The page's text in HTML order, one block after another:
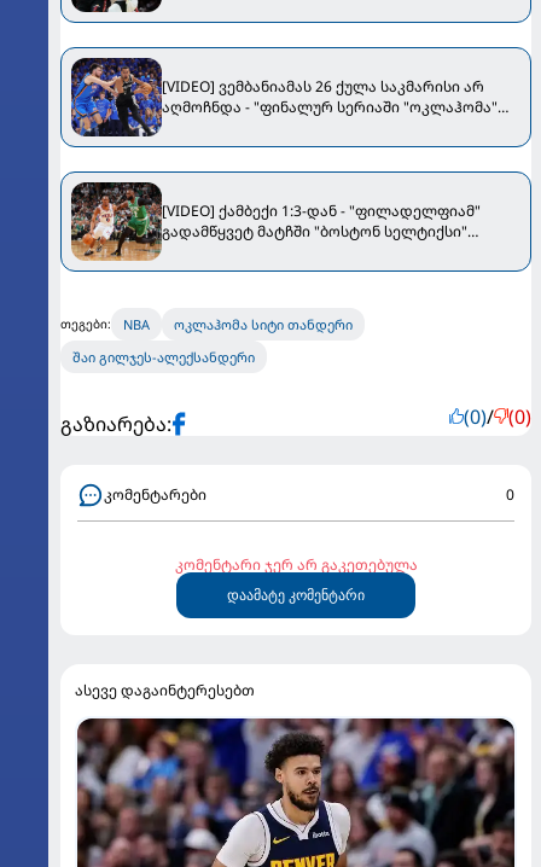
[VIDEO] ვემბანიამას 26 ქულა საკმარისი არ
აღმოჩნდა - "ფინალურ სერიაში "ოკლაჰომა"
[VIDEO] ქამბექი 1:3-დან - "ფილადელფიამ"
გადამწყვეტ მატჩში "ბოსტონ სელტიქსი"
თეგები: NBA
ოკლაჰომა სიტი თანდერი
შაი გილჯეს-ალექსანდერი
გაზიარება: (0)/ (0)
კომენტარები 0
კომენტარი ჯერ არ გაკეთებულა
დაამატე კომენტარი
ასევე დაგაინტერესებთ